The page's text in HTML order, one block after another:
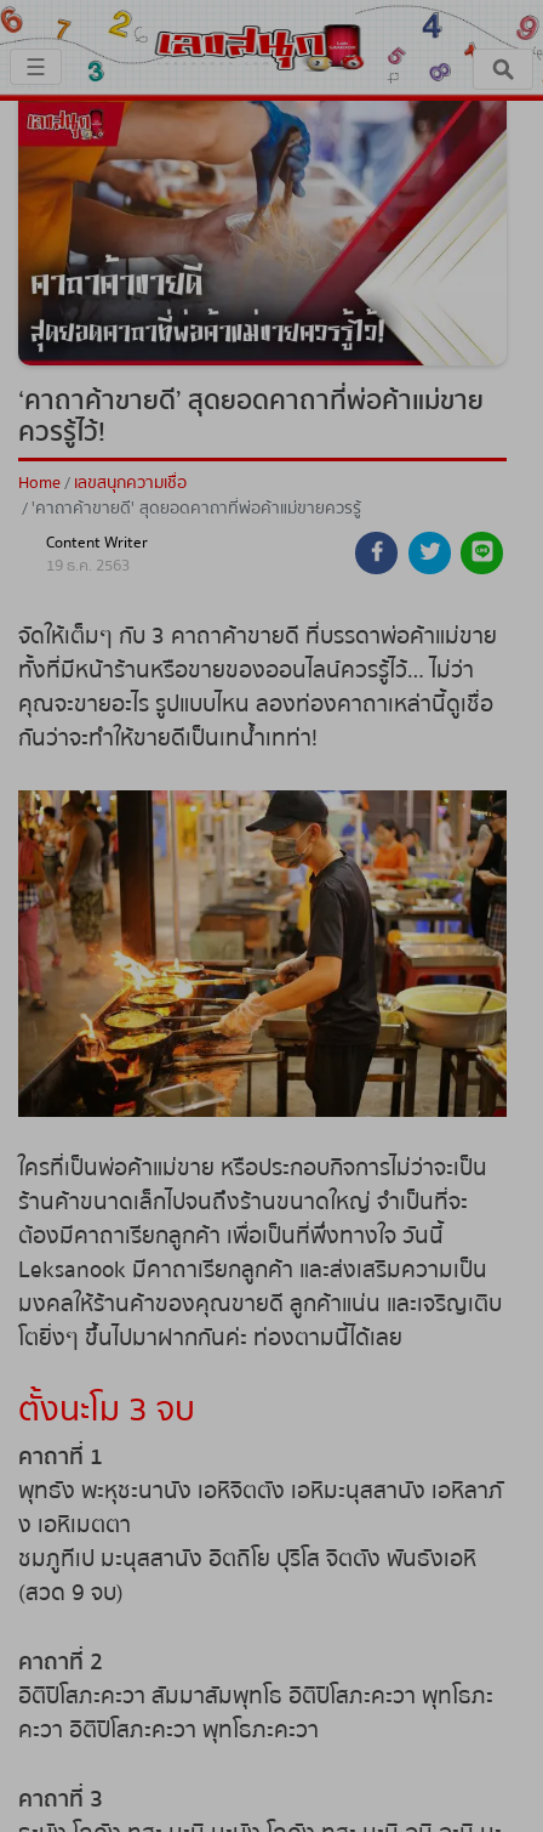
หน้าหลัก
เลขเด็ด
ตรวจเลขสนุก
เลขสนุกมงคล
เลขสนุกความเชื่อ
หวยสด
ถ่ายทอดสดหวยรัฐบาล
ถ่ายทอดสดหวยออมสิน
ถ่ายทอดสดหวย ธกส.
ถ่ายทอดสดหวยลาว ซุปเปอร์
ถ่ายทอดสดหวยฮานอย
ถ่ายทอดสดหวยฮานอยพิเศษ
ถ่ายทอดสดหวยมาเลย์
ถ่ายทอดสดหวยญีปุ่น
ถ่ายทอดสดหวยไต้หวัน
ถ่ายทอดสดหวยกัมพูชา
หวยหุ้นสด
หวยหุ้นเกาหลี
หวยหุ้นนิเคอิ เช้า
หวยหุ้นนิเคอิ บ่าย
หวยหุ้นฮั่งเส็ง บ่าย
×
☰
‘คาถาค้าขายดี’ สุดยอดคาถาที่พ่อค้าแม่ขาย
ควรรู้ไว้!
Home เลขสนุกความเชื่อ
'คาถาค้าขายดี' สุดยอดคาถาที่พ่อค้าแม่ขายควรรู้
Content Writer
19 ธ.ค. 2563
จัดให้เต็มๆ กับ 3 คาถาค้าขายดี ที่บรรดาพ่อค้าแม่ขาย
ทั้งที่มีหน้าร้านหรือขายของออนไลน์ควรรู้ไว้… ไม่ว่า
คุณจะขายอะไร รูปแบบไหน ลองท่องคาถาเหล่านี้ดูเชื่อ
กันว่าจะทำให้ขายดีเป็นเทน้ำเทท่า!
ใครที่เป็นพ่อค้าแม่ขาย หรือประกอบกิจการไม่ว่าจะเป็น
ร้านค้าขนาดเล็กไปจนถึงร้านขนาดใหญ่ จำเป็นที่จะ
ต้องมีคาถาเรียกลูกค้า เพื่อเป็นที่พึ่งทางใจ วันนี้
Leksanook มีคาถาเรียกลูกค้า และส่งเสริมความเป็น
มงคลให้ร้านค้าของคุณขายดี ลูกค้าแน่น และเจริญเติบ
โตยิ่งๆ ขึ้นไปมาฝากกันค่ะ ท่องตามนี้ได้เลย
ตั้งนะโม 3 จบ
คาถาที่ 1
พุทธัง พะหุชะนานัง เอหิจิตตัง เอหิมะนุสสานัง เอหิลาภั
ง เอหิเมตตา
ชมภูทีเป มะนุสสานัง อิตถิโย ปุริโส จิตตัง พันธังเอหิ
(สวด 9 จบ)
คาถาที่ 2
อิติปิโสภะคะวา สัมมาสัมพุทโธ อิติปิโสภะคะวา พุทโธภะ
คะวา อิติปิโสภะคะวา พุทโธภะคะวา
คาถาที่ 3
x ปิดโฆษณา